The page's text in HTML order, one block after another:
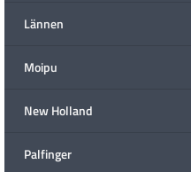
Lännen
Moipu
New Holland
Palfinger